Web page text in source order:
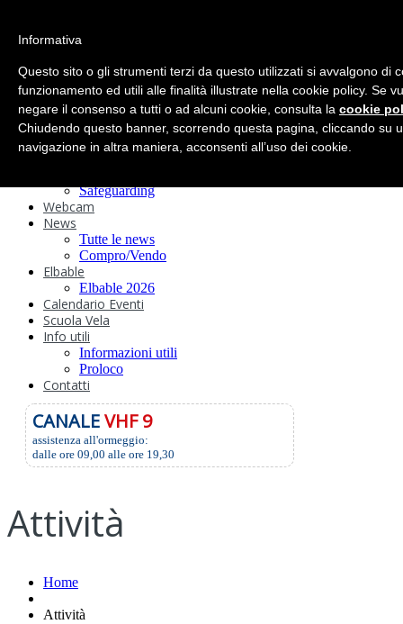
Circolo
Statuto e
Regolamenti
Storia
Ormeggi
Safeguarding
Webcam
News
Tutte le news
Compro/Vendo
Elbable
Elbable 2026
Calendario Eventi
Scuola Vela
Info utili
Informazioni utili
Proloco
Contatti
CANALEVHF 9
assistenza all'ormeggio:
dalle ore 09,00 alle ore 19,30
Attività
Home
Attività
Informativa
Questo sito o gli strumenti terzi da questo utilizzati si avvalgono di
funzionamento ed utili alle finalità illustrate nella cookie policy. Se
negare il consenso a tutti o ad alcuni cookie, consulta la cookie
Chiudendo questo banner, scorrendo questa pagina, cliccando su
navigazione in altra maniera, acconsenti all’uso dei cookie.